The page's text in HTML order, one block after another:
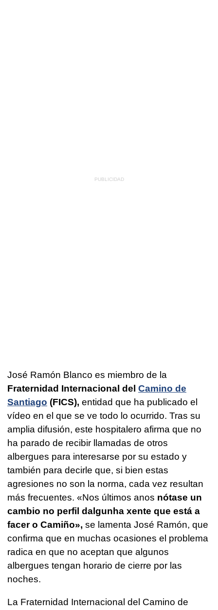
José Ramón Blanco es miembro de la
Fraternidad Internacional del Camino de
Santiago (FICS), entidad que ha publicado el
vídeo en el que se ve todo lo ocurrido. Tras su
amplia difusión, este hospitalero afirma que no
ha parado de recibir llamadas de otros
albergues para interesarse por su estado y
también para decirle que, si bien estas
agresiones no son la norma, cada vez resultan
más frecuentes. «Nos últimos anos nótase un
cambio no perfil dalgunha xente que está a
facer o Camiño», se lamenta José Ramón, que
confirma que en muchas ocasiones el problema
radica en que no aceptan que algunos
albergues tengan horario de cierre por las
noches.
La Fraternidad Internacional del Camino de